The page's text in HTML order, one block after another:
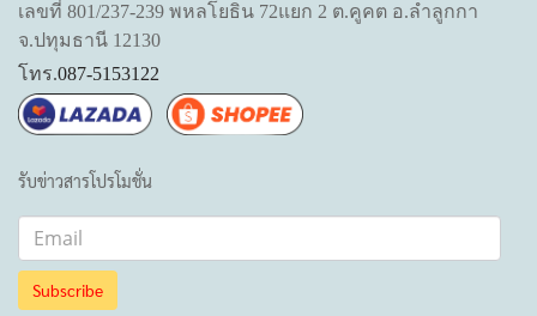
เลขที่ 801/237-239 พหลโยธิน 72แยก 2 ต.คูคต อ.ลำลูกกา
จ.ปทุมธานี 12130
โทร.087-5153122
รับข่าวสารโปรโมชั่น
Subscribe